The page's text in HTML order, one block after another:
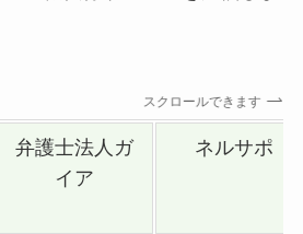
スクロールできます
弁護士法人ガ
イア
ネルサポ